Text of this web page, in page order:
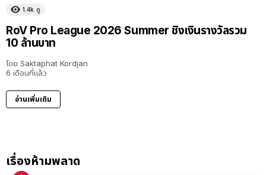
1.4k ดู
RoV Pro League 2026 Summer ชิงเงินรางวัลรวม
10 ล้านบาท
โดย Saktaphat Kordjan
6 เดือนที่แล้ว
อ่านเพิ่มเติม
เรื่องห้ามพลาด